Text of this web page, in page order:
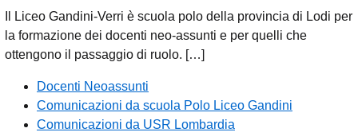
Il Liceo Gandini-Verri è scuola polo della provincia di Lodi per
la formazione dei docenti neo-assunti e per quelli che
ottengono il passaggio di ruolo. […]
Docenti Neoassunti
Comunicazioni da scuola Polo Liceo Gandini
Comunicazioni da USR Lombardia